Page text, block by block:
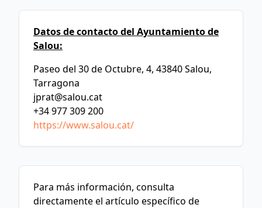
Datos de contacto del Ayuntamiento de
Salou:
Paseo del 30 de Octubre, 4, 43840 Salou,
Tarragona
jprat@salou.cat
+34 977 309 200
https://www.salou.cat/
Para más información, consulta
directamente el artículo específico de